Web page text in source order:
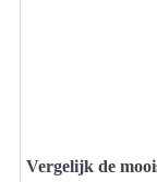
Vergelijk de